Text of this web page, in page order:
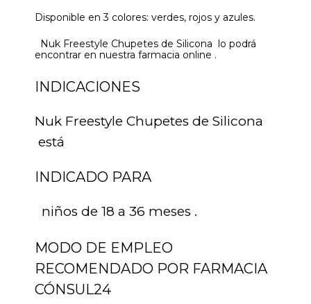
Disponible en 3 colores: verdes, rojos y azules.
Nuk Freestyle Chupetes de Silicona lo podrá
encontrar en nuestra farmacia online .
INDICACIONES
Nuk Freestyle Chupetes de Silicona
está
INDICADO PARA
niños de 18 a 36 meses .
MODO DE EMPLEO
RECOMENDADO POR FARMACIA
CÓNSUL24